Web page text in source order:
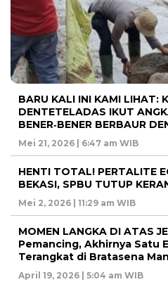
BARU KALI INI KAMI LIHAT:
DENTETELADAS IKUT
BENER‑BENER BERBAUR
Mei 21, 2026 | 6:47 am WIB
HENTI TOTAL! PERTALITE
BEKASI, SPBU TUTUP
Mei 2, 2026 | 11:29 am WIB
MOMEN LANGKA DI ATAS
Pemancing, Akhirnya Satu
Terangkat di Bratasena
April 19, 2026 | 5:04 am WIB